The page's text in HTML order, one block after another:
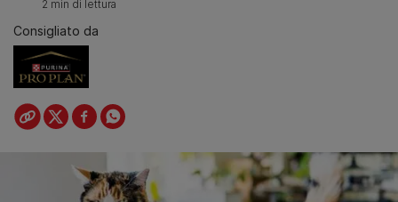
2 min di lettura
Consigliato da